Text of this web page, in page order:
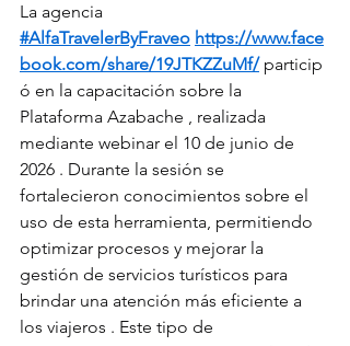
La agencia
#AlfaTravelerByFraveo https://www.face
book.com/share/19JTKZZuMf/ particip
ó en la capacitación sobre la
Plataforma Azabache , realizada
mediante webinar el 10 de junio de
2026 . Durante la sesión se
fortalecieron conocimientos sobre el
uso de esta herramienta, permitiendo
optimizar procesos y mejorar la
gestión de servicios turísticos para
brindar una atención más eficiente a
los viajeros . Este tipo de